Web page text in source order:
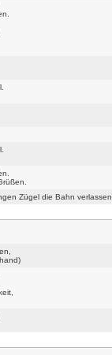
Zügel die Bahn verlassen.